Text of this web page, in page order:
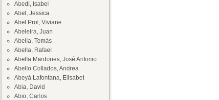
Abedi, Isabel
Abel, Jessica
Abel Prot, Viviane
Abeleira, Juan
Abella, Tomás
Abella, Rafael
Abella Mardones, José Antonio
Abello Collados, Andrea
Abeyà Lafontana, Elisabet
Abia, David
Abio, Carlos